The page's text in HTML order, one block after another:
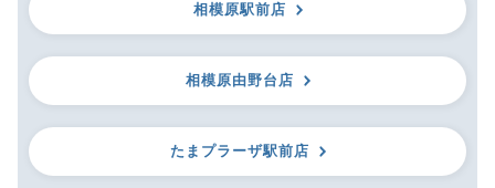
相模原駅前店
相模原由野台店
たまプラーザ駅前店